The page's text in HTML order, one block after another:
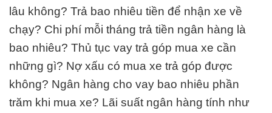
lâu không? Trả bao nhiêu tiền để nhận xe về
chạy? Chi phí mỗi tháng trả tiền ngân hàng là
bao nhiêu? Thủ tục vay trả góp mua xe cần
những gì? Nợ xấu có mua xe trả góp được
không? Ngân hàng cho vay bao nhiêu phần
trăm khi mua xe? Lãi suất ngân hàng tính như